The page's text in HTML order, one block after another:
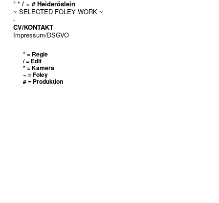
° * / ~ # Heideröslein
~ SELECTED FOLEY WORK ~
-
CV/KONTAKT
Impressum/DSGVO
° = Regie
/ = Edit
* = Kamera
~ = Foley
# = Produktion